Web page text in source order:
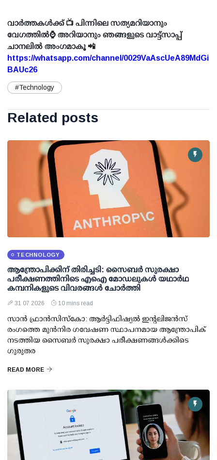
വാർത്തകൾക്ക് 📺 പിന്നിലെ സത്യമറിയാനും
വേഗത്തിൽ⌚ അറിയാനും ഞങ്ങളുടെ വാട്ട്സാപ്പ്
ചാനലിൽ അംഗമാകൂ 📲
https://whatsapp.com/channel/0029VaAscUeA89MdGi
BAUc26
#Technology
Related posts
TECHNOLOGY
ആന്ത്രോപിക്കിന് തിരിച്ചടി: സൈബര്‍ സുരക്ഷാ
പരീക്ഷണത്തിനിടെ എഐ മോഡലുകള്‍ യഥാര്‍ഥ
കമ്പനികളുടെ വിവരങ്ങള്‍ ചോര്‍ത്തി
31 07 2026 10 mins read
സാന്‍ ഫ്രാന്‍സിസ്‌കോ: ആര്‍ട്ടിഫിഷ്യല്‍ ഇന്റലിജന്‍സ്
രംഗത്തെ മുന്‍നിര ഗവേഷണ സ്ഥാപനമായ ആന്ത്രോപിക്
നടത്തിയ സൈബര്‍ സുരക്ഷാ പരീക്ഷണങ്ങള്‍ക്കിടെ
ഗുരുതര
READ MORE